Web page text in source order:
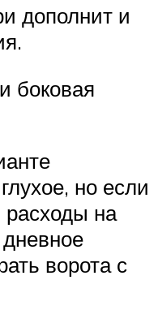
дополнит и
боковая
но если
расходы на
ворота с